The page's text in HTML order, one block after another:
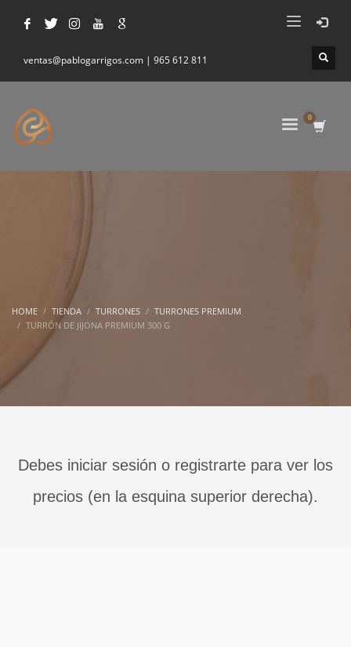
ventas@pablogarrigos.com | 965 612 811
HOME TIENDA TURRONES
TURRONES PREMIUM
TURRÓN DE JIJONA PREMIUM 300 G
Debes iniciar sesión o registrarte para ver los
precios (en la esquina superior derecha).